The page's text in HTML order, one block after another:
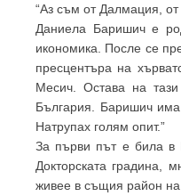
“Аз съм от Далмация,
Даниела Баришич е
икономика. После се
пресцентъра на
Месич. Остава на
България. Баришич
Натрупах голям опит.”
За първи път е била в
Докторската
живее в същия район на